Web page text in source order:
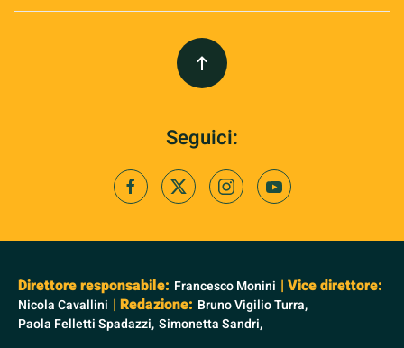
Seguici:
Direttore responsabile: Francesco Monini | Vice direttore:
Nicola Cavallini | Redazione: Bruno Vigilio Turra,
Paola Felletti Spadazzi, Simonetta Sandri,